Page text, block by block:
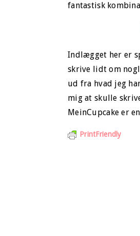
fantastisk
Indlægget her er
skrive lidt om
ud fra hvad jeg
mig at skulle
MeinCupcake er
PrintFriendly